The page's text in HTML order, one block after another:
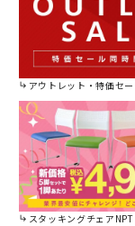
アウトレット・特価セール：売り切
スタッキングチェアNPT：業界